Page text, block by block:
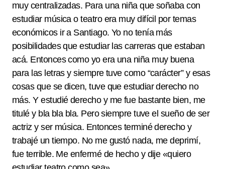
muy centralizadas. Para una niña que soñaba con
estudiar música o teatro era muy difícil por temas
económicos ir a Santiago. Yo no tenía más
posibilidades que estudiar las carreras que estaban
acá. Entonces como yo era una niña muy buena
para las letras y siempre tuve como “carácter” y esas
cosas que se dicen, tuve que estudiar derecho no
más. Y estudié derecho y me fue bastante bien, me
titulé y bla bla bla. Pero siempre tuve el sueño de ser
actriz y ser música. Entonces terminé derecho y
trabajé un tiempo. No me gustó nada, me deprimí,
fue terrible. Me enfermé de hecho y dije «quiero